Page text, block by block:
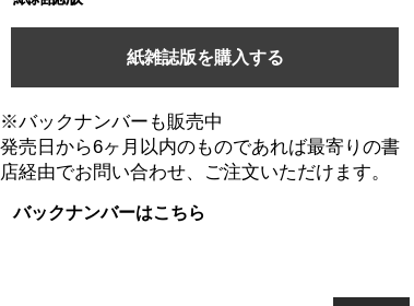
紙雑誌版を購入する
※バックナンバーも販売中
発売日から6ヶ月以内のものであれば最寄りの書
店経由でお問い合わせ、ご注文いただけます。
バックナンバーはこちら